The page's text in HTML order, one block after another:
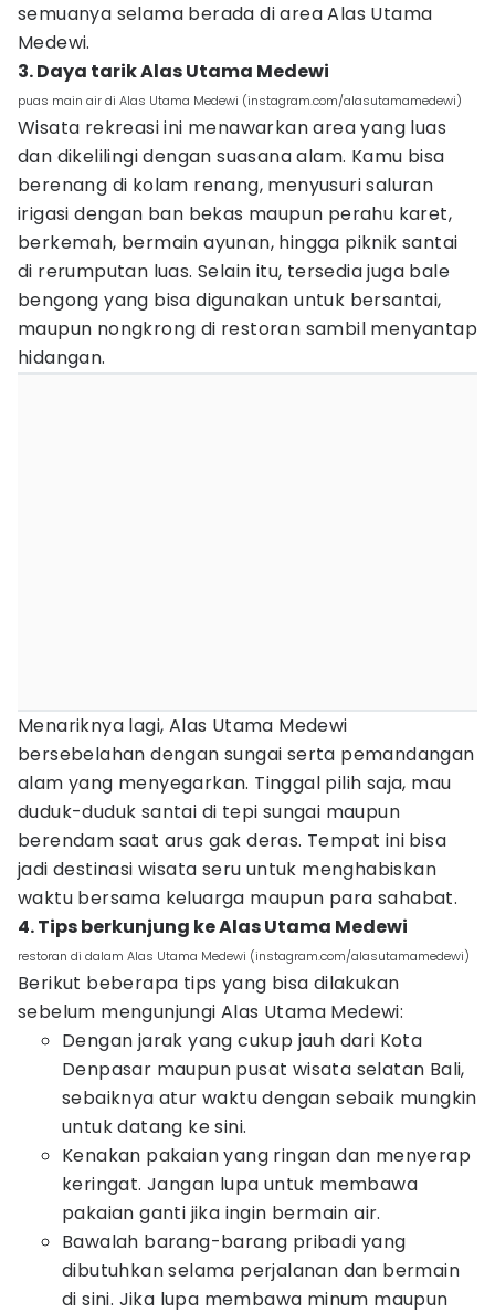
semuanya selama berada di area Alas Utama
Medewi.
3. Daya tarik Alas Utama Medewi
puas main air di Alas Utama Medewi (instagram.com/alasutamamedewi)
Wisata rekreasi ini menawarkan area yang luas
dan dikelilingi dengan suasana alam. Kamu bisa
berenang di kolam renang, menyusuri saluran
irigasi dengan ban bekas maupun perahu karet,
berkemah, bermain ayunan, hingga piknik santai
di rerumputan luas. Selain itu, tersedia juga bale
bengong yang bisa digunakan untuk bersantai,
maupun nongkrong di restoran sambil menyantap
hidangan.
Menariknya lagi, Alas Utama Medewi
bersebelahan dengan sungai serta pemandangan
alam yang menyegarkan. Tinggal pilih saja, mau
duduk-duduk santai di tepi sungai maupun
berendam saat arus gak deras. Tempat ini bisa
jadi destinasi wisata seru untuk menghabiskan
waktu bersama keluarga maupun para sahabat.
4. Tips berkunjung ke Alas Utama Medewi
restoran di dalam Alas Utama Medewi (instagram.com/alasutamamedewi)
Berikut beberapa tips yang bisa dilakukan
sebelum mengunjungi Alas Utama Medewi:
Dengan jarak yang cukup jauh dari Kota
Denpasar maupun pusat wisata selatan Bali,
sebaiknya atur waktu dengan sebaik mungkin
untuk datang ke sini.
Kenakan pakaian yang ringan dan menyerap
keringat. Jangan lupa untuk membawa
pakaian ganti jika ingin bermain air.
Bawalah barang-barang pribadi yang
dibutuhkan selama perjalanan dan bermain
di sini. Jika lupa membawa minum maupun